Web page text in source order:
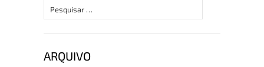
Pesquisar
por:
ARQUIVO